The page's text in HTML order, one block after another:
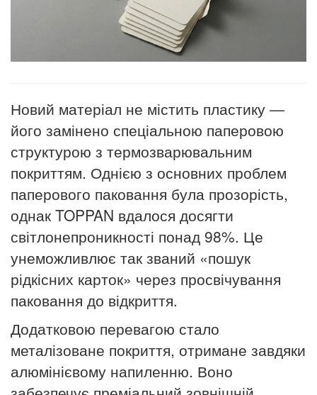
Новий матеріал не містить пластику —
його замінено спеціальною паперовою
структурою з термозварювальним
покриттям. Однією з основних проблем
паперового паковання була прозорість,
однак TOPPAN вдалося досягти
світлонепроникності понад 98%. Це
унеможливлює так званий «пошук
рідкісних карток» через просвічування
паковання до відкриття.
Додатковою перевагою стало
металізоване покриття, отримане завдяки
алюмінієвому напиленню. Воно